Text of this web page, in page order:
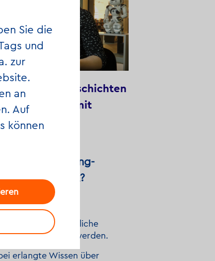
Geschichten
entwickeln" mit
Storytelling-
der Bibliothek?
zum digitalen
können eigene
durch persönliche
eingebracht werden.
erlangte Wissen über
Sie die
und
zur
an
Auf
können